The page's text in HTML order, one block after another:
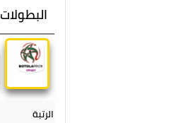
البطولات
الرتبة